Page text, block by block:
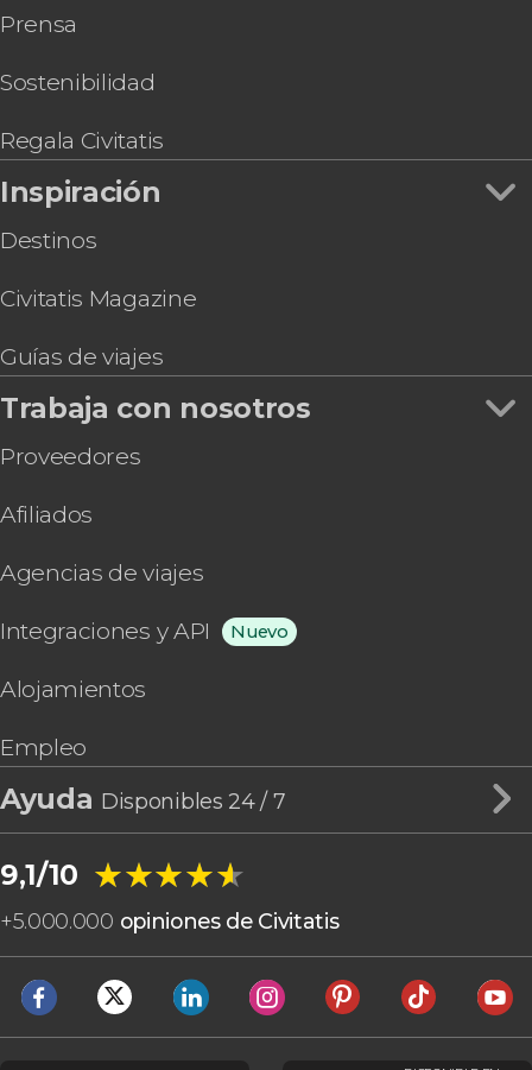
Prensa
Sostenibilidad
Regala Civitatis
Inspiración
Destinos
Civitatis Magazine
Guías de viajes
Trabaja con nosotros
Proveedores
Afiliados
Agencias de viajes
Integraciones y API Nuevo
Alojamientos
Empleo
Ayuda Disponibles 24 / 7
9,1/10 ★★★★★
★★★★★
+5.000.000 opiniones de Civitatis